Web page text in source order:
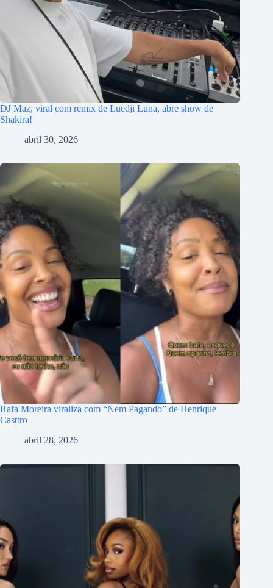
DJ Maz, viral com remix de Luedji Luna, abre show de
Shakira!
abril 30, 2026
Rafa Moreira viraliza com “Nem Pagando” de Henrique
Casttro
abril 28, 2026